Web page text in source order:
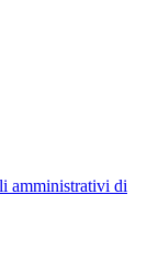
amministrativi di